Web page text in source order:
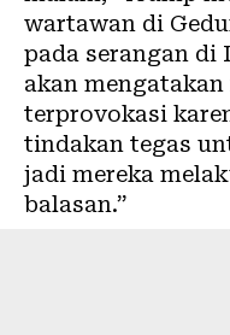
wartawan di
pada serangan di
akan
terprovokasi
tindakan tegas
jadi mereka
balasan.”